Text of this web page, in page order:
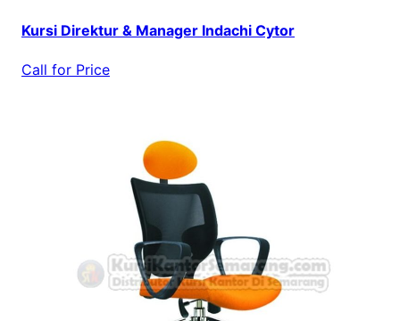
Kursi Direktur & Manager Indachi Cytor
Call for Price